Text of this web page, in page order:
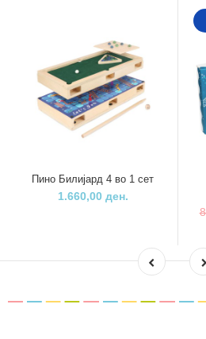
Пино Билијард 4 во 1 сет
1.660,00 ден.